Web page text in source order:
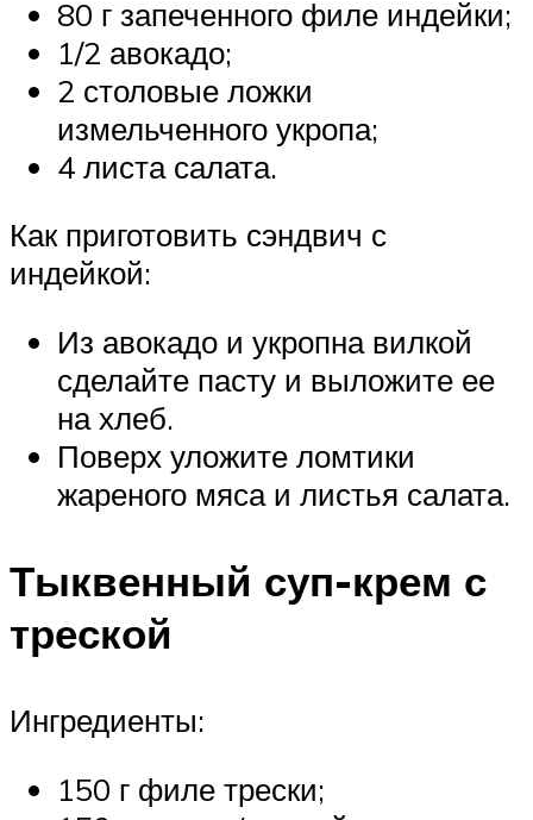
80 г запеченного филе индейки;
1/2 авокадо;
2 столовые ложки
измельченного укропа;
4 листа салата.
Как приготовить сэндвич с
индейкой:
Из авокадо и укропна вилкой
сделайте пасту и выложите ее
на хлеб.
Поверх уложите ломтики
жареного мяса и листья салата.
Тыквенный суп-крем с
треской
Ингредиенты:
150 г филе трески;